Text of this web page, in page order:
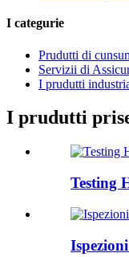
I categurie
Prudutti di
Servizii di
I prudutti
I prudutti
Testing